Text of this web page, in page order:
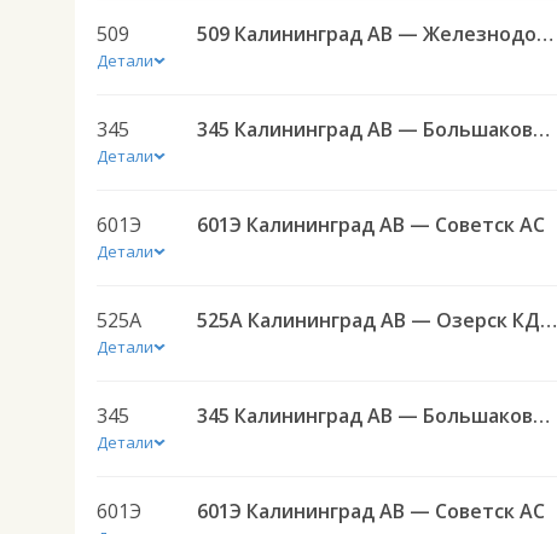
509
Детали
509 Калининград АВ — Железнодорожный пгт. ч/з Правдинск КДП
345
Детали
345 Калининград АВ — Большаково п. ч/з Полесск г.
601Э
Детали
601Э Калининград АВ — Советск АС
525А
Детали
525А Калининград АВ — Озерск КДП ч/з Правдинск КДП
345
Детали
345 Калининград АВ — Большаково п. ч/з Полесск г.
601Э 601Э Калининград АВ — Советск АС